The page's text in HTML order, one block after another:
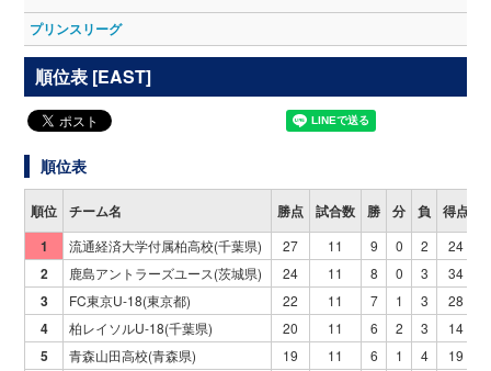
プリンスリーグ
順位表 [EAST]
順位表
順位 チーム名 勝点 試合数 勝 分 負 得点
1
流通経済大学付属柏高校(千葉県) 27 11 9 0 2 24
2 鹿島アントラーズユース(茨城県) 24 11 8 0 3 34
3 FC東京U-18(東京都) 22 11 7 1 3 28
4 柏レイソルU-18(千葉県) 20 11 6 2 3 14
5 青森山田高校(青森県) 19 11 6 1 4 19